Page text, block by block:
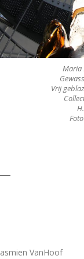
Maria
Vrij
VanHoof